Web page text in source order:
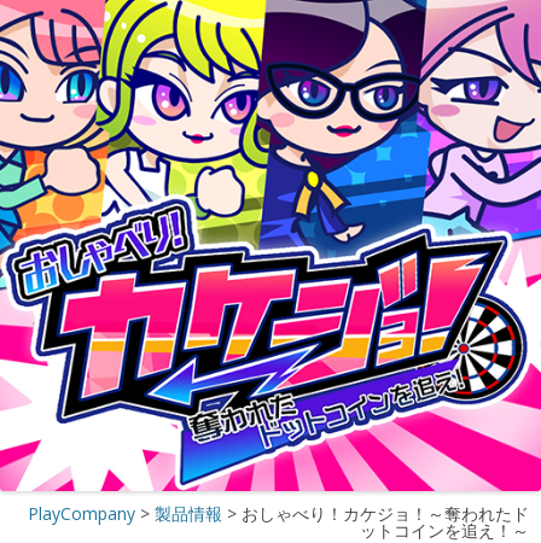
おしゃべり！ホリジョ！撃掘～ア
ナ・ホリスキー宇宙を救うってなん
でやねん～
おしゃべり！パズル〜スタッフBも
つらいよ！〜
おしゃべり！カケジョ！～奪われた
ドットコインを追え！～
おしゃべり！カケジョ！～奪われた
ドットコインを追え！～スマホ版
おしゃべり！ホリジョ！スタンプ
おしゃべり！ホリジョ！ ～第２弾～
スタンプ
おしゃべり！ホリジョ！
PlayCompany > 製品情報 > おしゃべり！カケジョ！～奪われたド
ットコインを追え！～